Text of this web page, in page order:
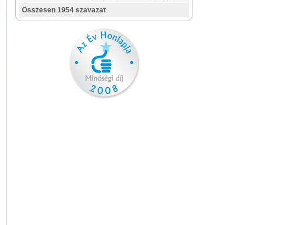
Összesen 1954 szavazat